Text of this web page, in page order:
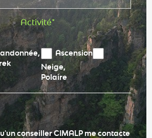
Activité*
Ascension
Neige,
Polaire
conseiller CIMALP me contacte